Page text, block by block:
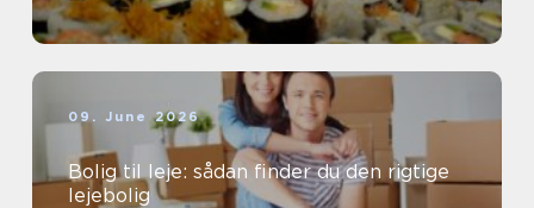
09. June 2026
Bolig til leje: sådan finder du den rigtige
lejebolig